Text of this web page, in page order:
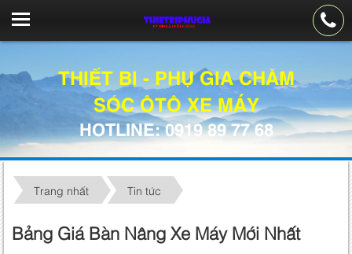
THIẾT BỊ - PHỤ GIA CHĂM
SÓC ÔTÔ XE MÁY
HOTLINE: 0919 89 77 68
Trang nhất Tin tức
Bảng Giá Bàn Nâng Xe Máy Mới Nhất